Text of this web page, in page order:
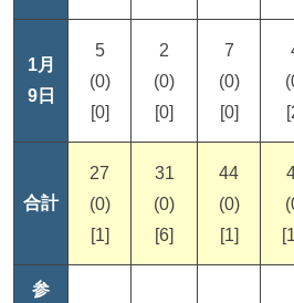
1月
9日
5
(0)
[0]
2
(0)
[0]
7
(0)
[0]
合計
27
(0)
[1]
31
(0)
[6]
44
(0)
[1]
参